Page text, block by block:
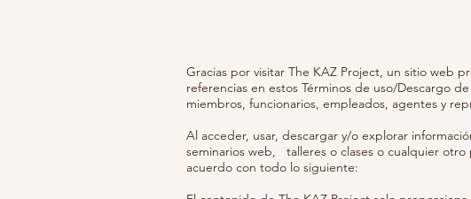
Gracias por visitar The KAZ Project, un sitio web
referencias en estos Términos de uso/Descargo
miembros, funcionarios, empleados, agentes y
Al acceder, usar, descargar y/o explorar
seminarios web, talleres o clases o cualquier
acuerdo con todo lo siguiente: